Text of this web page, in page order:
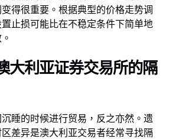
得很重要。根据典型的价格走势调
止损可能比在不稳定条件下简单地
大利亚证券交易所的隔
睡的时候进行贸易，反之亦然。遗
差异是澳大利亚交易者经常寻找隔